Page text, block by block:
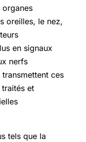
organes
oreilles, le nez,
en signaux
nerfs
ces
et
tels que la